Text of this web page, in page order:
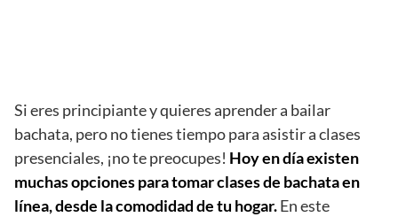
Si eres principiante y quieres aprender a bailar
bachata, pero no tienes tiempo para asistir a clases
presenciales, ¡no te preocupes! Hoy en día existen
muchas opciones para tomar clases de bachata en
línea, desde la comodidad de tu hogar.En este